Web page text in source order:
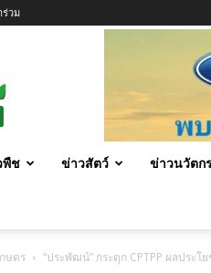
ร่วม
พืช ข่าวสัตว์ ข่าวนวัตก
ษตร “ประพัฒน์” กระตุก CPTPP ผลประ